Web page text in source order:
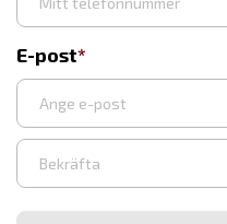
E-post
Ange
e-
Bekräfta